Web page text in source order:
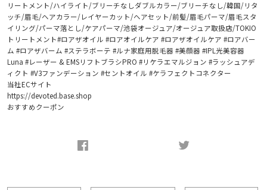
リートメント/ハイライト/ブリーチなしダブルカラー/ブリーチなし/韓国/リタ
ッチ/眉毛/ヘアカラー/レイヤーカット/ヘアセット/前髪/眉毛パーマ/眉毛スタ
イリング/パーマ落とし/ケアパーマ/池袋オージュア/オージュア取扱店/TOKIO
トリートメント#ロアザオイル #ロアオイルケア #ロアザオイルケア #ロアバー
ム #ロアザバーム #ステラボーテ #ルナ家庭用脱毛器 #美顔器 #IPL光美容器
Luna #レーザー & EMSリフトブラシPRO #リケラエマルジョン #ラッシュアデ
ィクト #V3ファンデーション #セントオイル #ケラフェクトコネクター
当社ECサイト
https://devoted.base.shop
おすすめクーポン